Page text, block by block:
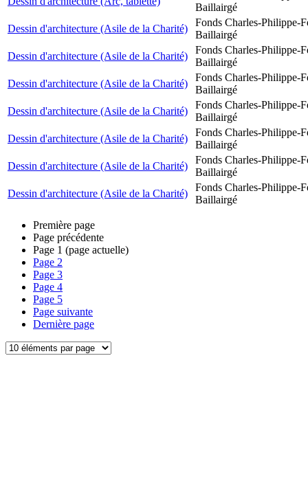
Baillairgé
Dessin d'architecture (Asile de la Charité)
Fonds Charles-Philippe-
Baillairgé
Dessin d'architecture (Asile de la Charité)
Fonds Charles-Philippe-
Baillairgé
Dessin d'architecture (Asile de la Charité)
Fonds Charles-Philippe-
Baillairgé
Dessin d'architecture (Asile de la Charité)
Fonds Charles-Philippe-
Baillairgé
Dessin d'architecture (Asile de la Charité)
Fonds Charles-Philippe-
Baillairgé
Dessin d'architecture (Asile de la Charité)
Fonds Charles-Philippe-
Baillairgé
Dessin d'architecture (Asile de la Charité)
Fonds Charles-Philippe-
Baillairgé
Première page
Page précédente
Page 1 (page actuelle)
Page 2
Page 3
Page 4
Page 5
Page suivante
Dernière page